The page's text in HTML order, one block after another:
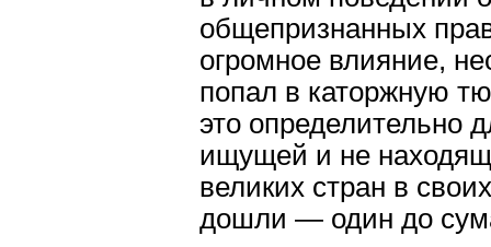
общепризнанных
огромное влияние,
попал в каторжную
это определительно
ищущей и не
великих стран в
дошли — один до